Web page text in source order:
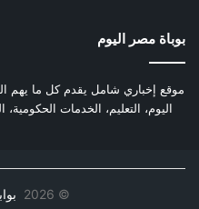
بوباة مصر اليوم
موقع إخباري شامل يقدم كل ما يهم
اليوم، التعليم، الخدمات
©
2026